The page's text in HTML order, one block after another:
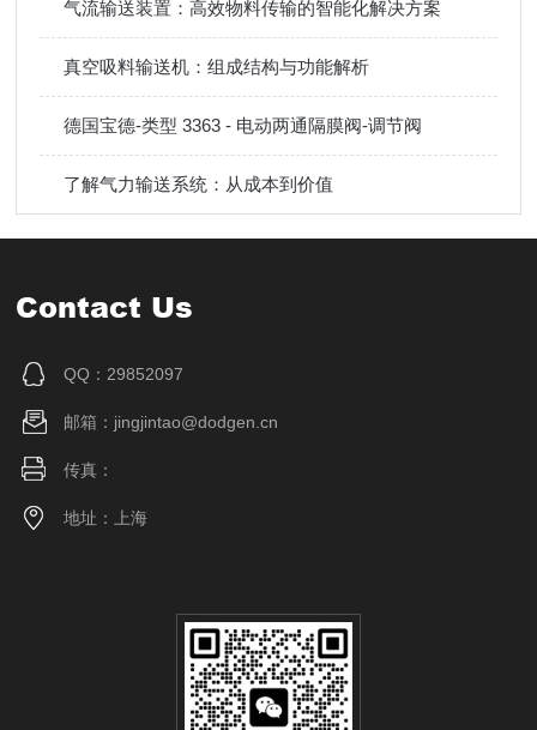
气流输送装置：高效物料传输的智能化解决方案
真空吸料输送机：组成结构与功能解析
德国宝德-类型 3363 - 电动两通隔膜阀-调节阀
了解气力输送系统：从成本到价值
Contact Us
QQ：29852097
邮箱：jingjintao@dodgen.cn
传真：
地址：上海